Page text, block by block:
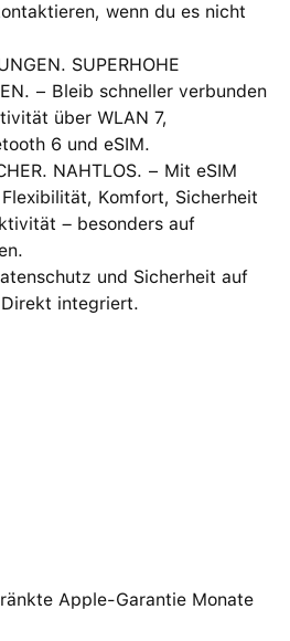
wenn du es nicht
SUPERHOHE
− Bleib schneller verbunden
über WLAN 7,
6 und eSIM.
NAHTLOS. − Mit eSIM
Komfort, Sicherheit
– besonders auf
und Sicherheit auf
integriert.
Apple-Garantie Monate